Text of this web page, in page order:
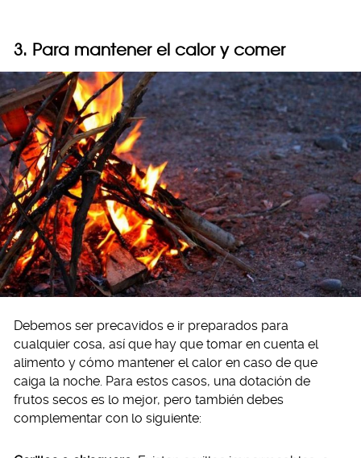
3. Para mantener el calor y comer
Debemos ser precavidos e ir preparados para
cualquier cosa, así que hay que tomar en cuenta el
alimento y cómo mantener el calor en caso de que
caiga la noche. Para estos casos, una dotación de
frutos secos es lo mejor, pero también debes
complementar con lo siguiente: